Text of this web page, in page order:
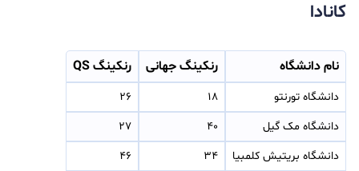
کانادا
نام دانشگاه رنکینگ جهانی رنکینگQS
دانشگاه تورنتو ۱۸
۲۶
دانشگاه مک گیل
۴۰
۲۷
دانشگاه بریتیش کلمبیا
۳۴
۴۶